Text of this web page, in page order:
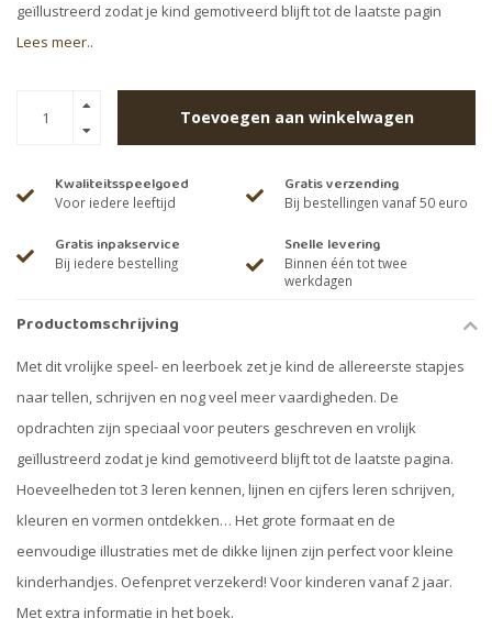
geïllustreerd zodat je kind gemotiveerd blijft tot de laatste pagin
Lees meer..
Toevoegen aan winkelwagen
Kwaliteitsspeelgoed
Voor iedere leeftijd
Gratis verzending
Bij bestellingen vanaf 50 euro
Gratis inpakservice
Bij iedere bestelling
Snelle levering
Binnen één tot twee
werkdagen
Productomschrijving
Met dit vrolijke speel- en leerboek zet je kind de allereerste stapjes
naar tellen, schrijven en nog veel meer vaardigheden. De
opdrachten zijn speciaal voor peuters geschreven en vrolijk
geïllustreerd zodat je kind gemotiveerd blijft tot de laatste pagina.
Hoeveelheden tot 3 leren kennen, lijnen en cijfers leren schrijven,
kleuren en vormen ontdekken… Het grote formaat en de
eenvoudige illustraties met de dikke lijnen zijn perfect voor kleine
kinderhandjes. Oefenpret verzekerd! Voor kinderen vanaf 2 jaar.
Met extra informatie in het boek.